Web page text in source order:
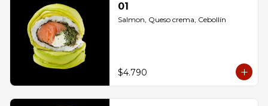
01
Salmon, Queso crema, Cebollín
$4.790